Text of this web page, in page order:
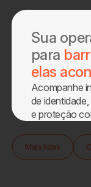
Home
Sobre
Blog
Mais lidas
Sua
para
elas
Acompanhe
de
e proteção